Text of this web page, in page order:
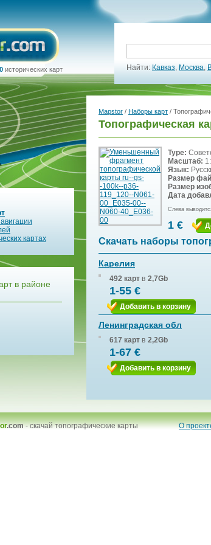
исторических карт
Найти: Кавказ, Москва,
картах
в районе
Mapstor / Наборы карт /
Топографическая
Type:
Масштаб:
Язык:
Размер
Размер
Дата
Слева
1 €
Скачать наборы
Карелия
492 карт в 2,7Gb
1-55 €
Добавить в корзину
Ленинградская обл
617 карт в 2,2Gb
1-67 €
Добавить в корзину
.com-скачай топографические карты О